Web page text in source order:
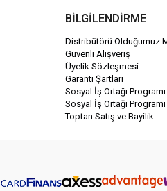
BİLGİLENDİRME
Distribütörü Olduğumuz
Güvenli Alışveriş
Üyelik Sözleşmesi
Garanti Şartları
Sosyal İş Ortağı Programı
Sosyal İş Ortağı Programı
Toptan Satış ve Bayilik